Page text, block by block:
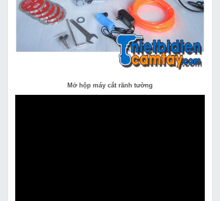
Mở hộp máy cắt rãnh tường